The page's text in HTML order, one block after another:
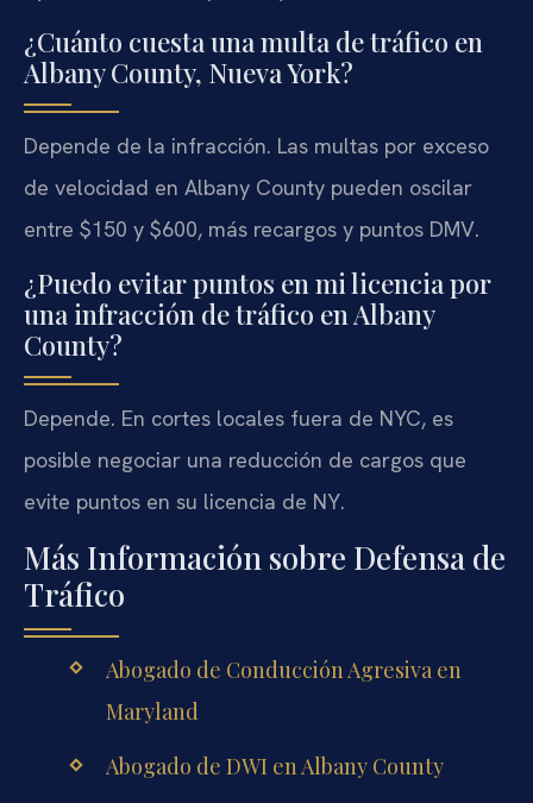
¿Cuánto cuesta una multa de tráfico en
Albany County, Nueva York?
Depende de la infracción. Las multas por exceso
de velocidad en Albany County pueden oscilar
entre $150 y $600, más recargos y puntos DMV.
¿Puedo evitar puntos en mi licencia por
una infracción de tráfico en Albany
County?
Depende. En cortes locales fuera de NYC, es
posible negociar una reducción de cargos que
evite puntos en su licencia de NY.
Más Información sobre Defensa de
Tráfico
Abogado de Conducción Agresiva en
Maryland
Abogado de DWI en Albany County